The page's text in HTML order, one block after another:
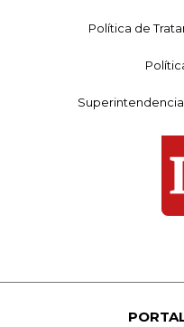
Política de